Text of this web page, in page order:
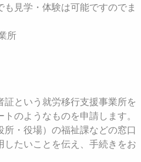
見学・体験は可能ですのでま
証という就労移行支援事業所を
のようなものを申請します。
所・役場）の福祉課などの窓口
したいことを伝え、手続きをお